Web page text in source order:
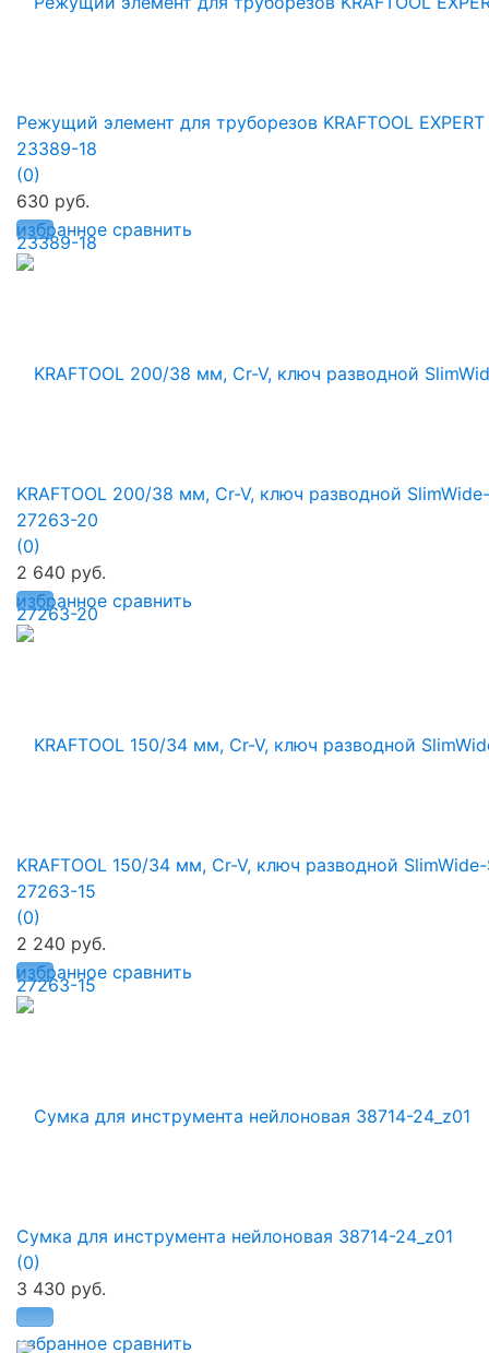
избранное сравнить
Режущий элемент для труборезов KRAFTOOL EXPERT
23389-18
(0)
630 руб.
избранное сравнить
KRAFTOOL 200/38 мм, Cr-V, ключ разводной
27263-20
(0)
2 640 руб.
избранное сравнить
KRAFTOOL 150/34 мм, Cr-V, ключ разводной
27263-15
(0)
2 240 руб.
избранное сравнить
Сумка для инструмента нейлоновая 38714-24_z01
(0)
3 430 руб.